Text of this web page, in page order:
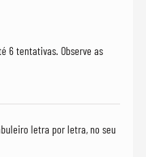
6 tentativas. Observe as
letra por letra, no seu